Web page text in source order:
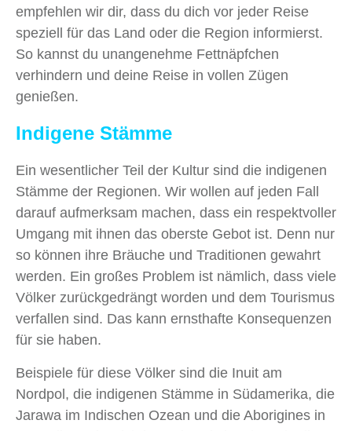
empfehlen wir dir, dass du dich vor jeder Reise
speziell für das Land oder die Region informierst.
So kannst du unangenehme Fettnäpfchen
verhindern und deine Reise in vollen Zügen
genießen.
Indigene Stämme
Ein wesentlicher Teil der Kultur sind die indigenen
Stämme der Regionen. Wir wollen auf jeden Fall
darauf aufmerksam machen, dass ein respektvoller
Umgang mit ihnen das oberste Gebot ist. Denn nur
so können ihre Bräuche und Traditionen gewahrt
werden. Ein großes Problem ist nämlich, dass viele
Völker zurückgedrängt worden und dem Tourismus
verfallen sind. Das kann ernsthafte Konsequenzen
für sie haben.
Beispiele für diese Völker sind die Inuit am
Nordpol, die indigenen Stämme in Südamerika, die
Jarawa im Indischen Ozean und die Aborigines in